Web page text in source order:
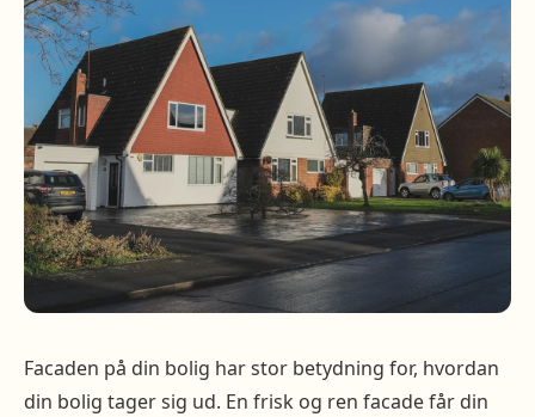
Facaden på din bolig har stor betydning for, hvordan
din bolig tager sig ud. En frisk og ren facade får din